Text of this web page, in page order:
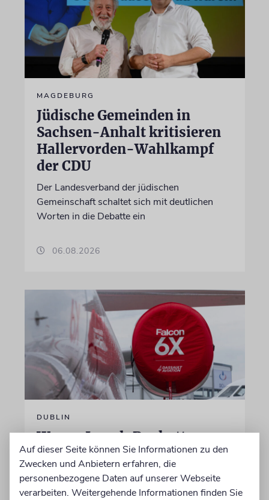
MAGDEBURG
Jüdische Gemeinden in
Sachsen-Anhalt kritisieren
Hallervorden-Wahlkampf
der CDU
Der Landesverband der jüdischen
Gemeinschaft schaltet sich mit deutlichen
Worten in die Debatte ein
06.08.2026
DUBLIN
Wegen Israel-Boykott:
Irisches Regierungsflugzeug
kann nicht mehr im Nebel
landen
Auf dieser Seite können Sie Informationen zu den
Zwecken und Anbietern erfahren, die
personenbezogene Daten auf unserer Webseite
verarbeiten. Weitergehende Informationen finden Sie